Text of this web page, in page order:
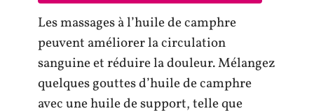
Les massages à l’huile de camphre
peuvent améliorer la circulation
sanguine et réduire la douleur. Mélangez
quelques gouttes d’huile de camphre
avec une huile de support, telle que